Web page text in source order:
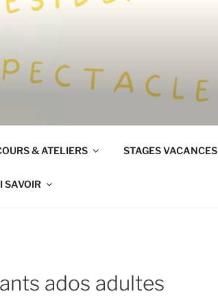
& ATELIERS STAGES VACANCES
SAVOIR
ados adultes